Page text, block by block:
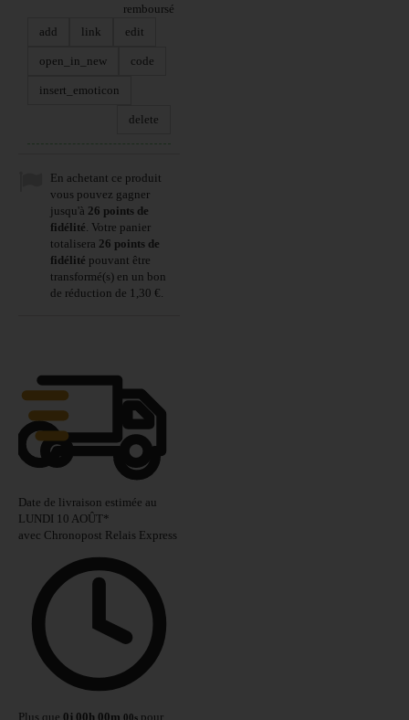
remboursé
add
link edit
open_in_new code
insert_emoticon
delete
En achetant ce produit
vous pouvez gagner
jusqu'à 26 points de
fidélité. Votre panier
totalisera 26 points de
fidélité pouvant être
transformé(s) en un bon
de réduction de 1,30 €.
Date de livraison estimée au
LUNDI 10 AOÛT*
avec Chronopost Relais Express
Plus que 0j 00h 00m 00s pour